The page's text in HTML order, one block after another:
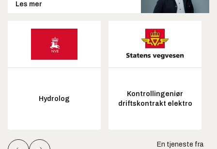
Les mer
Hydrolog
Kontrollingeniør
driftskontrakt elektro
En tjeneste fra